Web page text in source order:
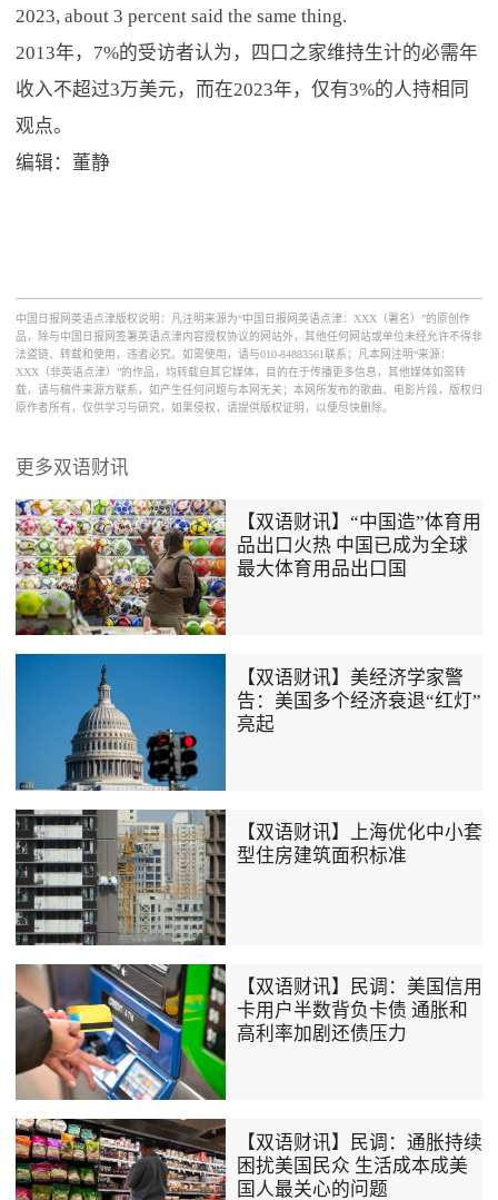
2023, about 3 percent said the same thing.
2013年，7%的受访者认为，四口之家维持生计的必需年
收入不超过3万美元，而在2023年，仅有3%的人持相同
观点。
编辑：董静
中国日报网英语点津版权说明：凡注明来源为“中国日报网英语点津：XXX（署名）”的原创作
品，除与中国日报网签署英语点津内容授权协议的网站外，其他任何网站或单位未经允许不得非
法盗链、转载和使用，违者必究。如需使用，请与010-84883561联系；凡本网注明“来源：
XXX（非英语点津）”的作品，均转载自其它媒体，目的在于传播更多信息，其他媒体如需转
载，请与稿件来源方联系，如产生任何问题与本网无关；本网所发布的歌曲、电影片段，版权归
原作者所有，仅供学习与研究，如果侵权，请提供版权证明，以便尽快删除。
更多双语财讯
【双语财讯】“中国造”体育用
品出口火热 中国已成为全球
最大体育用品出口国
【双语财讯】美经济学家警
告：美国多个经济衰退“红灯”
亮起
【双语财讯】上海优化中小套
型住房建筑面积标准
【双语财讯】民调：美国信用
卡用户半数背负卡债 通胀和
高利率加剧还债压力
【双语财讯】民调：通胀持续
困扰美国民众 生活成本成美
国人最关心的问题